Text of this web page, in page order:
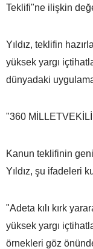
Teklifi"ne ilişkin
Yıldız, teklifin
yüksek yargı
dünyadaki
"360
Kanun teklifinin
Yıldız, şu ifadeleri
"Adeta kılı kırk
yüksek yargı
örnekleri göz